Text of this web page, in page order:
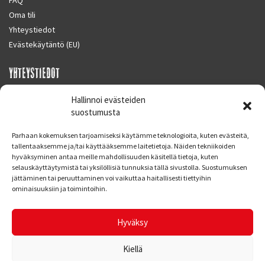
Hallinnoi evästeiden
suostumusta
Parhaan kokemuksen tarjoamiseksi käytämme teknologioita, kuten evästeitä,
tallentaaksemme ja/tai käyttääksemme laitetietoja. Näiden tekniikoiden
hyväksyminen antaa meille mahdollisuuden käsitellä tietoja, kuten
selauskäyttäytymistä tai yksilöllisiä tunnuksia tällä sivustolla. Suostumuksen
jättäminen tai peruuttaminen voi vaikuttaa haitallisesti tiettyihin
ominaisuuksiin ja toimintoihin.
Hyväksy
Kiellä
Oma tili
Yhteystiedot
Evästekäytäntö (EU)
YHTEYSTIEDOT
SUPERMOTO CENTER
Finland
Puh. 09 221 7088
info at supermotocenter.fi
Maanantai - Tiistai 09.00 - 17.00